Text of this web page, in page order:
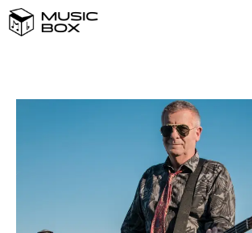
NASLOVNICA
DOMAĆA GLAZBA
STRANA GLAZBA